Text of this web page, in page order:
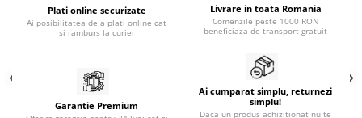
Plati online securizate
Ai posibilitatea de a plati online cat
si ramburs la curier
Livrare in toata Romania
Comenzile peste 1000 RON
beneficiaza de transport gratuit
Garantie Premium
Ai cumparat simplu, returnezi
simplu!
Daca un produs achizitionat nu te